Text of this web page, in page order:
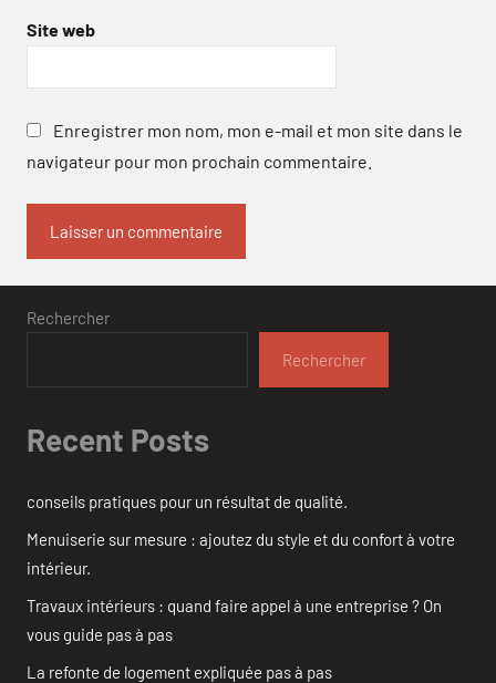
Site web
Enregistrer mon nom, mon e-mail et mon site dans le
navigateur pour mon prochain commentaire.
Rechercher
Rechercher
Recent Posts
conseils pratiques pour un résultat de qualité.
Menuiserie sur mesure : ajoutez du style et du confort à votre
intérieur.
Travaux intérieurs : quand faire appel à une entreprise ? On
vous guide pas à pas
La refonte de logement expliquée pas à pas